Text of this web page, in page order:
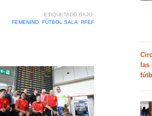
ETIQUETADO BAJO:
FEMENINO, FÚTBOL SALA RFEF